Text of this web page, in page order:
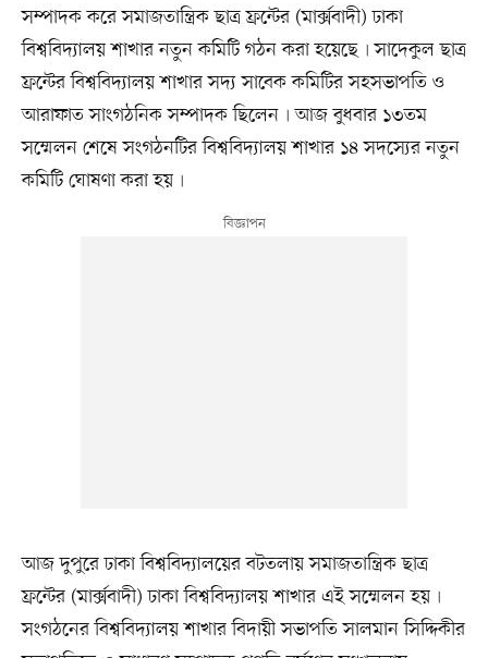
সম্পাদক করে সমাজতান্ত্রিক ছাত্র ফ্রন্টের (মার্ক্সবাদী) ঢাকা
বিশ্ববিদ্যালয় শাখার নতুন কমিটি গঠন করা হয়েছে৷ সাদেকুল ছাত্র
ফ্রন্টের বিশ্ববিদ্যালয় শাখার সদ্য সাবেক কমিটির সহসভাপতি ও
আরাফাত সাংগঠনিক সম্পাদক ছিলেন৷ আজ বুধবার ১৩তম
সম্মেলন শেষে সংগঠনটির বিশ্ববিদ্যালয় শাখার ১৪ সদস্যের নতুন
কমিটি ঘোষণা করা হয়৷
আজ দুপুরে ঢাকা বিশ্ববিদ্যালয়ের বটতলায় সমাজতান্ত্রিক ছাত্র
ফ্রন্টের (মার্ক্সবাদী) ঢাকা বিশ্ববিদ্যালয় শাখার এই সম্মেলন হয়৷
সংগঠনের বিশ্ববিদ্যালয় শাখার বিদায়ী সভাপতি সালমান সিদ্দিকীর